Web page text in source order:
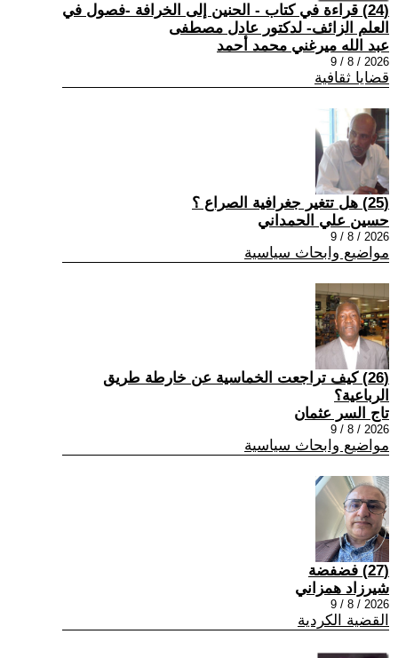
(24) قراءة في كتاب - الحنين إلى الخرافة -فصول في
العلم الزائف- لدكتور عادل مصطفى
عبد الله ميرغني محمد أحمد
2026 / 8 / 9
قضايا ثقافية
(25) هل تتغير جغرافية الصراع ؟
حسين علي الحمداني
2026 / 8 / 9
مواضيع وابحاث سياسية
(26) كيف تراجعت الخماسية عن خارطة طريق
الرباعية؟
تاج السر عثمان
2026 / 8 / 9
مواضيع وابحاث سياسية
(27) فضفضة
شيرزاد همزاني
2026 / 8 / 9
القضية الكردية